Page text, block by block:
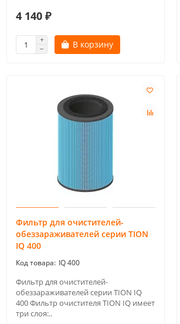
4 140 ₽
В корзину
Фильтр для очистителей-
обеззараживателей серии TION
IQ 400
IQ 400
Фильтр для очистителей-
обеззараживателей серии TION IQ
400 Фильтр очистителя TION IQ имеет
три слоя:..